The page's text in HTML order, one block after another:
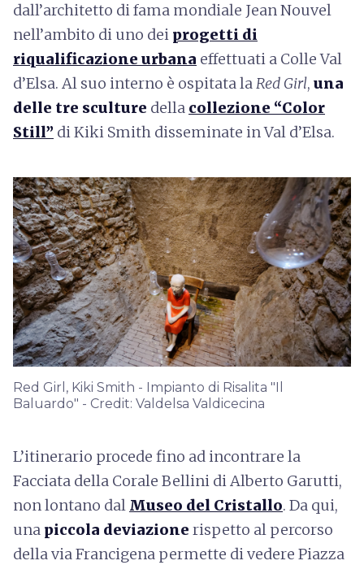
dall’architetto di fama mondiale Jean Nouvel
nell’ambito di uno dei progetti di
riqualificazione urbana effettuati a Colle Val
d’Elsa. Al suo interno è ospitata laRed Girl, una
delle tre sculture della collezione “Color
Still” di Kiki Smith disseminate in Val d’Elsa.
Red Girl, Kiki Smith - Impianto di Risalita "Il
Baluardo" - Credit: Valdelsa Valdicecina
L’itinerario procede fino ad incontrare la
Facciata della Corale Bellini di Alberto Garutti,
non lontano dal Museo del Cristallo. Da qui,
una piccola deviazione rispetto al percorso
della via Francigena permette di vedere Piazza